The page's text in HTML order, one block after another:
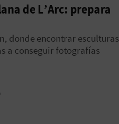
de L’Arc: prepara
donde encontrar esculturas
a conseguir fotografías